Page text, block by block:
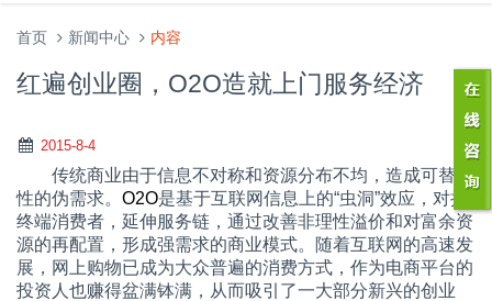
首页 新闻中心 内容
红遍创业圈，O2O造就上门服务经济
2015-8-4
传统商业由于信息不对称和资源分布不均，造成可替代
性的伪需求。 O2O是基于互联网信息上的“虫洞”效应，对接
终端消费者，延伸服务链，通过改善非理性溢价和对富余资
源的再配置，形成强需求的商业模式。随着互联网的高速发
展，网上购物已成为大众普遍的消费方式，作为电商平台的
投资人也赚得盆满钵满，从而吸引了一大部分新兴的创业